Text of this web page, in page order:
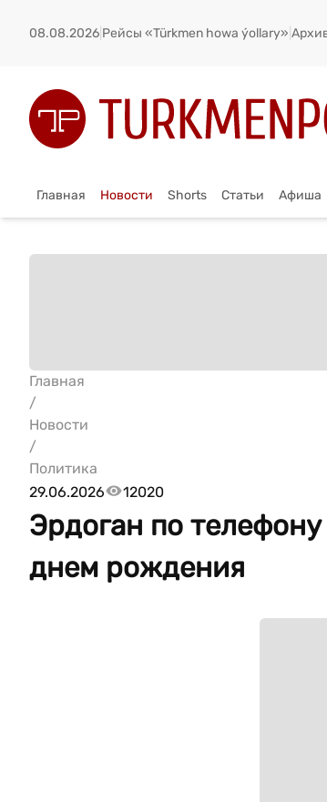
08.08.2026 Рейсы «Türkmen howa ýollary»
Главная Новости Shorts Статьи Афиша
Главная
/
Новости
/
Политика
29.06.2026
12020
Эрдоган по
днем рождения